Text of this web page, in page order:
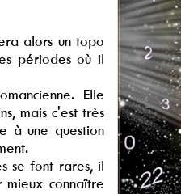
alors un topo
périodes où il
Elle
mais c'est très
à une question
se font rares, il
connaître